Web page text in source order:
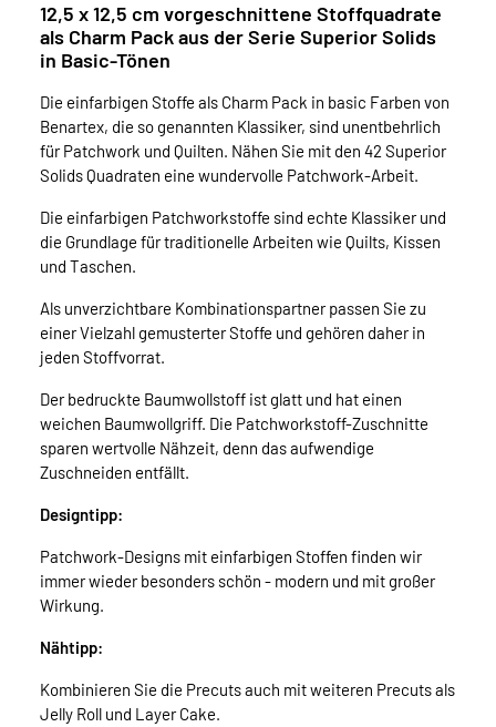
12,5 x 12,5 cm vorgeschnittene Stoffquadrate
als Charm Pack aus der Serie Superior Solids
in Basic-Tönen
Die einfarbigen Stoffe als Charm Pack in basic Farben von
Benartex, die so genannten Klassiker, sind unentbehrlich
für Patchwork und Quilten. Nähen Sie mit den 42 Superior
Solids Quadraten eine wundervolle Patchwork-Arbeit.
Die einfarbigen Patchworkstoffe sind echte Klassiker und
die Grundlage für traditionelle Arbeiten wie Quilts, Kissen
und Taschen.
Als unverzichtbare Kombinationspartner passen Sie zu
einer Vielzahl gemusterter Stoffe und gehören daher in
jeden Stoffvorrat.
Der bedruckte Baumwollstoff ist glatt und hat einen
weichen Baumwollgriff. Die Patchworkstoff-Zuschnitte
sparen wertvolle Nähzeit, denn das aufwendige
Zuschneiden entfällt.
Designtipp:
Patchwork-Designs mit einfarbigen Stoffen finden wir
immer wieder besonders schön - modern und mit großer
Wirkung.
Nähtipp:
Kombinieren Sie die Precuts auch mit weiteren Precuts als
Jelly Roll und Layer Cake.